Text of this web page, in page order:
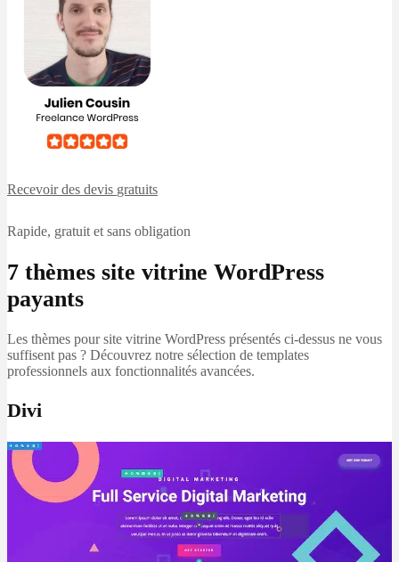
Recevoir des devis gratuits
Rapide, gratuit et sans obligation
7 thèmes site vitrine WordPress
payants
Les thèmes pour site vitrine WordPress présentés ci-dessus ne vous
suffisent pas ? Découvrez notre sélection de templates
professionnels aux fonctionnalités avancées.
Divi